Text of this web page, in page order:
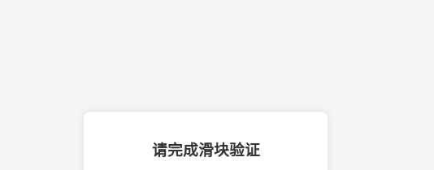
请完成滑块验证